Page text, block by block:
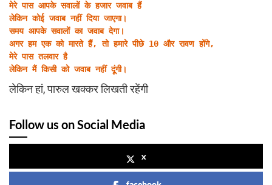
मेरे पास आपके सवालों के हजार जवाब हैं
लेकिन कोई जवाब नहीं दिया जाएगा।
समय आपके सवालों का जवाब देगा।
अगर हम एक को मारते हैं, तो हमारे पीछे 10 और रावण होंगे,
मेरे पास तलवार है
लेकिन मैं किसी को जवाब नहीं दूंगी।
लेकिन हां, पारुल खक्कर लिखती रहेंगी
Follow us on Social Media
x